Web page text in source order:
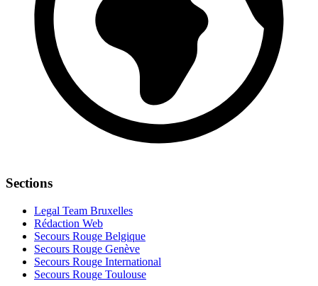
Sections
Legal Team Bruxelles
Rédaction Web
Secours Rouge Belgique
Secours Rouge Genève
Secours Rouge International
Secours Rouge Toulouse